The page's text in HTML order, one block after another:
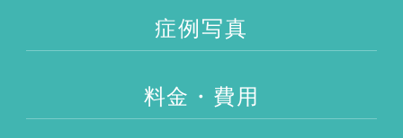
症例写真
料金・費用